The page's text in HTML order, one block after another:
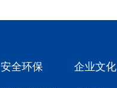
安全环保 企业文化